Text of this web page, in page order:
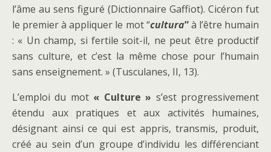
l’âme au sens figuré (Dictionnaire Gaffiot). Cicéron fut
le premier à appliquer le mot “cultura”à l’être humain
: « Un champ, si fertile soit-il, ne peut être productif
sans culture, et c’est la même chose pour l’humain
sans enseignement. » (Tusculanes, II, 13).
L’emploi du mot « Culture » s’est progressivement
étendu aux pratiques et aux activités humaines,
désignant ainsi ce qui est appris, transmis, produit,
créé au sein d’un groupe d’individu les différenciant